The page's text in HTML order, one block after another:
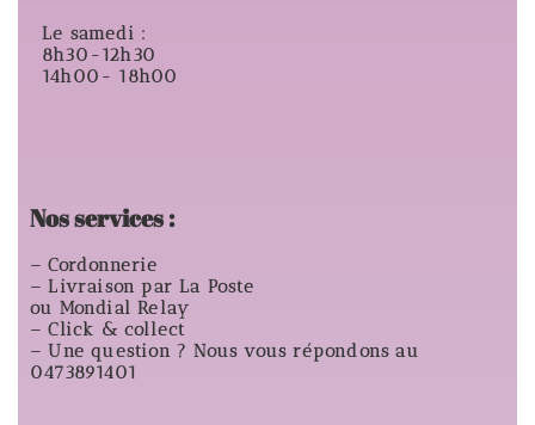
Le samedi :
8h30-12h30
14h00- 18h00
Nos services :
– Cordonnerie
– Livraison par La Poste
ou Mondial Relay
– Click & collect
– Une question ? Nous vous répondons au
0473891401